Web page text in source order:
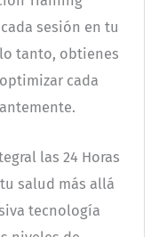
sesión en tu
tanto, obtienes
cada
las 24 Horas
salud más allá
tecnología